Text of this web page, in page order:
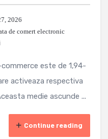
2026
de comert electronic
este de 1,94-
activeaza respectiva
medie ascunde ...
Continue reading